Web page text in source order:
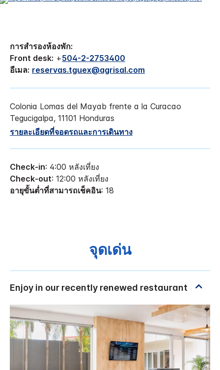
การสำรองห้องพัก:
Front desk: +504-2-2753400
อีเมล: reservas.tguex@agrisal.com
Colonia Lomas del Mayab frente a la Curacao
Tegucigalpa, 11101 Honduras
รายละเอียดที่จอดรถและการเดินทาง
Check-in: 4:00 หลังเที่ยง
Check-out: 12:00 หลังเที่ยง
อายุขั้นต่ำที่สามารถเช็คอิน: 18
จุดเด่น